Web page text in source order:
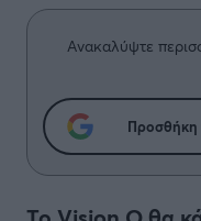
Ανακαλύψτε
Προσθήκη